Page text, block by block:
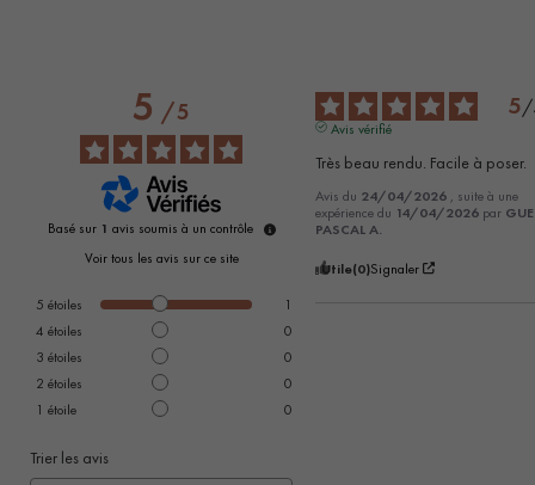
5/5
Basé sur 1 avis soumis à un contrôle
Voir tous les avis sur ce site
5 étoiles
1
4 étoiles
0
3 étoiles
0
2 étoiles
0
1 étoile 0
Trier les avis
5/
Avis vérifié
Très beau rendu. Facile à poser.
Avis du 24/04/2026 , suite à une
expérience du 14/04/2026 par
PASCAL A.
Utile(0)Signaler